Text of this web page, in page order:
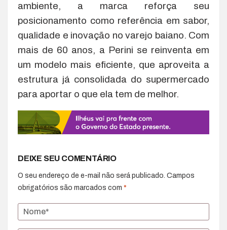
ambiente, a marca reforça seu
posicionamento como referência em sabor,
qualidade e inovação no varejo baiano. Com
mais de 60 anos, a Perini se reinventa em
um modelo mais eficiente, que aproveita a
estrutura já consolidada do supermercado
para aportar o que ela tem de melhor.
DEIXE SEU COMENTÁRIO
O seu endereço de e-mail não será publicado. Campos
obrigatórios são marcados com *